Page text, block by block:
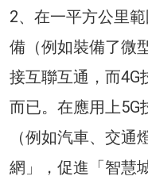
2、在一平方公里
備（例如裝備了微
接互聯互通，而4G
而已。在應用上5G
（例如汽車、交
網」，促進「智慧